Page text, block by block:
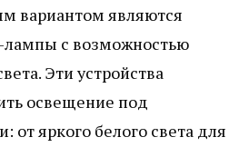
вариантом являются
с возможностью
Эти устройства
освещение под
от яркого белого света для